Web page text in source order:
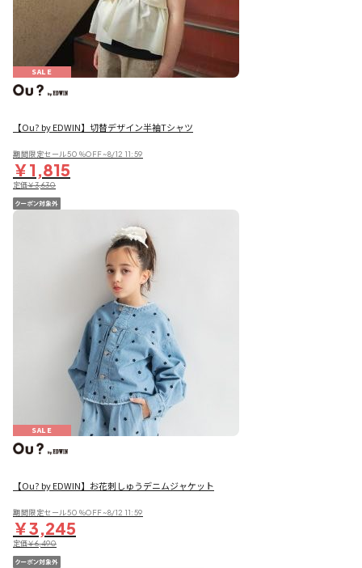
SALE
【Ou? by EDWIN】切替デザイン半袖Tシャツ
期間限定セール50％OFF~8/12 11:59
￥1,815
定価￥3,630
SALE
【Ou? by EDWIN】お花刺しゅうデニムジャケット
期間限定セール50％OFF~8/12 11:59
￥3,245
定価￥6,490